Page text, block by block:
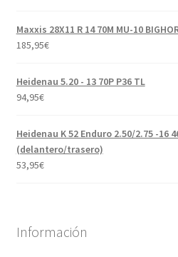
Maxxis 28X11 R 14 70M MU-10
185,95€
Heidenau 5.20 - 13 70P P36 TL
94,95€
Heidenau K 52 Enduro 2.50/2.75 -16
(delantero/trasero)
53,95€
Información